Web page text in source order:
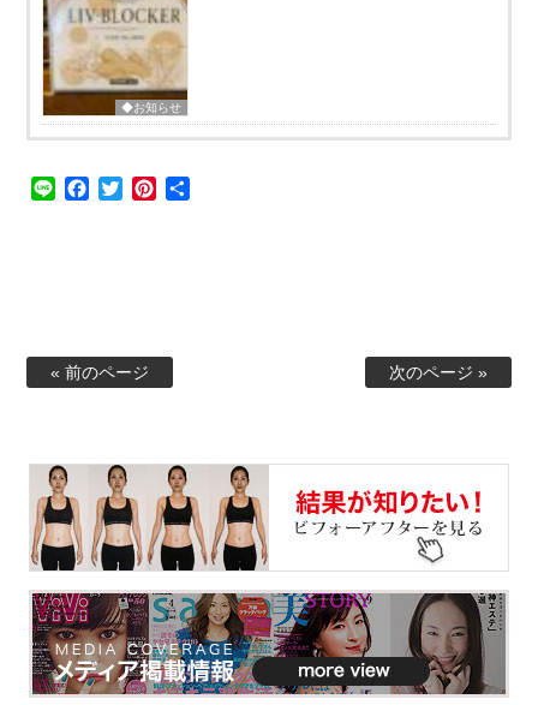
◆お知らせ
Line Facebook
TwitterPinterest
« 前のページ 次のページ »